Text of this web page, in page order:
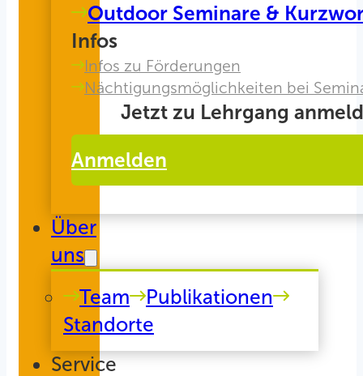
Outdoor Seminare &
Infos
Infos zu Förderungen
Nächtigungsmöglichkeiten bei
Jetzt zu Lehrgang
Anmelden
Über
uns
Team
Publikationen
Standorte
Service